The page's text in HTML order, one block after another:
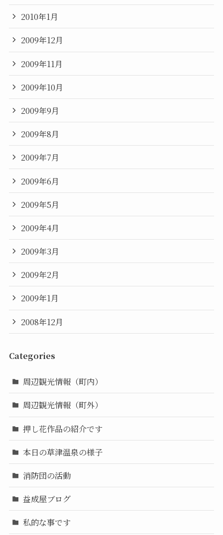
2010年1月
2009年12月
2009年11月
2009年10月
2009年9月
2009年8月
2009年7月
2009年6月
2009年5月
2009年4月
2009年3月
2009年2月
2009年1月
2008年12月
Categories
周辺観光情報（町内）
周辺観光情報（町外）
押し花作品の紹介です
本日の草津温泉の様子
消防団の活動
益成屋ブログ
私的な事です